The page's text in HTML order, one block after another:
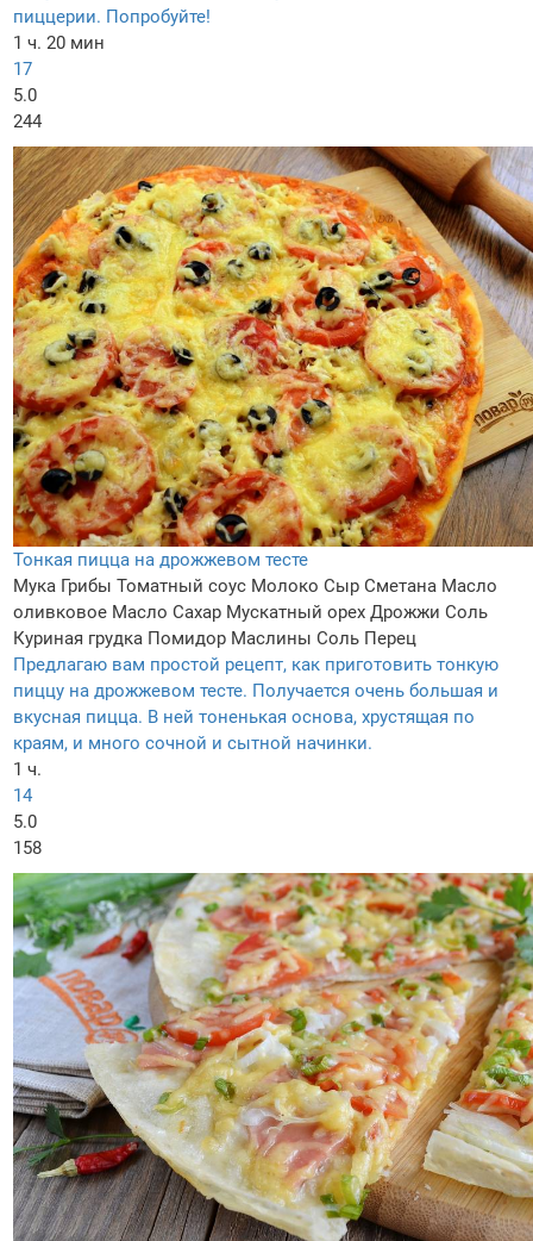
пиццерии. Попробуйте!
1 ч. 20 мин
17
5.0
244
Тонкая пицца на дрожжевом тесте
Мука Грибы Томатный соус Молоко Сыр Сметана Масло
оливковое Масло Сахар Мускатный орех Дрожжи Соль
Куриная грудка Помидор Маслины Соль Перец
Предлагаю вам простой рецепт, как приготовить тонкую
пиццу на дрожжевом тесте. Получается очень большая и
вкусная пицца. В ней тоненькая основа, хрустящая по
краям, и много сочной и сытной начинки.
1 ч.
14
5.0
158